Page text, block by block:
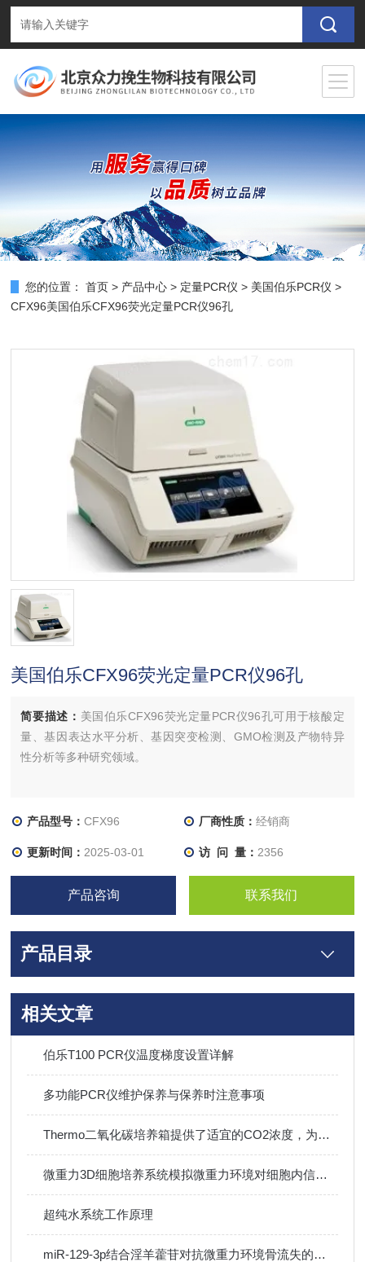
您的位置： 首页 > 产品中心 > 定量PCR仪 > 美国伯乐PCR仪 >
CFX96美国伯乐CFX96荧光定量PCR仪96孔
美国伯乐CFX96荧光定量PCR仪96孔
简要描述： 美国伯乐CFX96荧光定量PCR仪96孔可用于核酸定
量、基因表达水平分析、基因突变检测、GMO检测及产物特异
性分析等多种研究领域。
产品型号：CFX96 厂商性质： 经销商
更新时间： 2025-03-01 访 问 量： 2356
产品咨询 联系我们
产品目录
相关文章
伯乐T100 PCR仪温度梯度设置详解
多功能PCR仪维护保养与保养时注意事项
Thermo二氧化碳培养箱提供了适宜的CO2浓度，为细胞提供最佳的生长环境
微重力3D细胞培养系统模拟微重力环境对细胞内信号转导通路的影响研究
超纯水系统工作原理
miR-129-3p结合淫羊藿苷对抗微重力环境骨流失的研究